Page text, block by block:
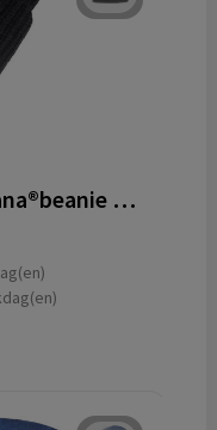
Kennedi AWARE™ Polylana®beanie met brede rib